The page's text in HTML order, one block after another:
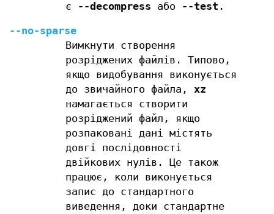
є
--decompress або --test .
--no-sparse
Вимкнути створення
розріджених файлів. Типово,
якщо видобування виконується
до звичайного файла, xz
намагається створити
розріджений файл, якщо
розпаковані дані містять
довгі послідовності
двійкових нулів. Це також
працює, коли виконується
запис до стандартного
виведення, доки стандартне